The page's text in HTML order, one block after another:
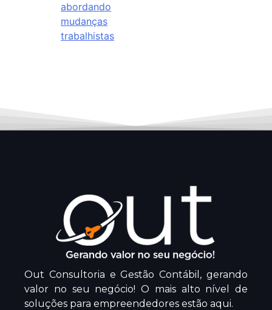
abordando
mudanças
trabalhistas
Out Consultoria e Gestão Contábil, gerando
valor no seu negócio! O mais alto nível de
soluções para empreendedores estão aqui.